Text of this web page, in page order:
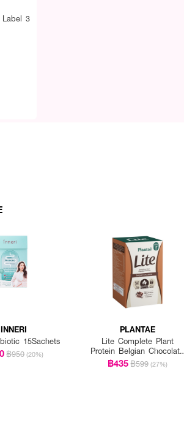
Label 3
INNERI
15Sachets
฿950 (20%)
PLANTAE
Lite Complete Plant
Protein Belgian Chocolate
Flavor
฿435฿599 (27%)